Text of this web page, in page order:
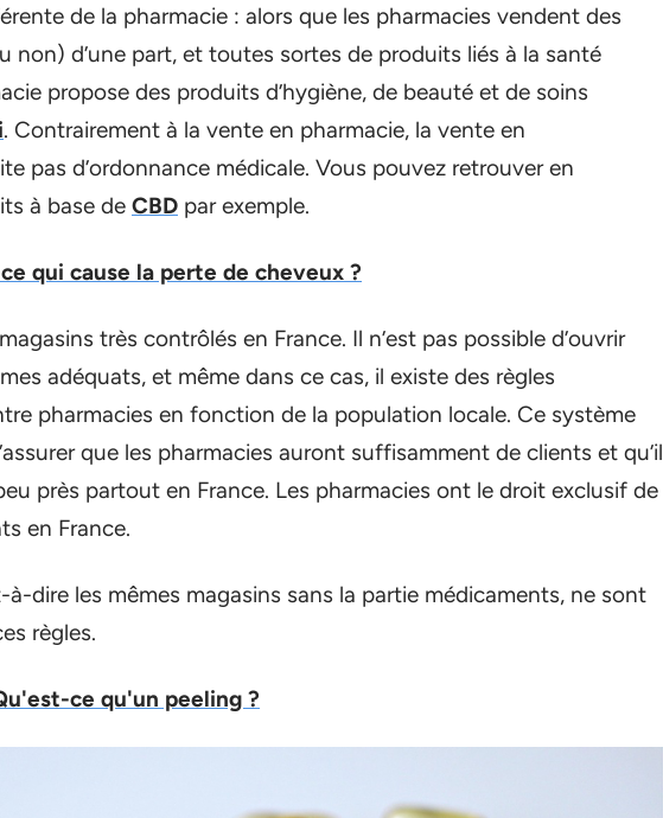
de la pharmacie : alors que les pharmacies vendent des
non) d’une part, et toutes sortes de produits liés à la santé
propose des produits d’hygiène, de beauté et de soins
. Contrairement à la vente en pharmacie, la vente en
pas d’ordonnance médicale. Vous pouvez retrouver en
à base de CBD par exemple.
qui cause la perte de cheveux ?
très contrôlés en France. Il n’est pas possible d’ouvrir
adéquats, et même dans ce cas, il existe des règles
pharmacies en fonction de la population locale. Ce système
que les pharmacies auront suffisamment de clients et qu’il
près partout en France. Les pharmacies ont le droit exclusif de
en France.
à-dire les mêmes magasins sans la partie médicaments, ne sont
règles.
ce qu'un peeling ?